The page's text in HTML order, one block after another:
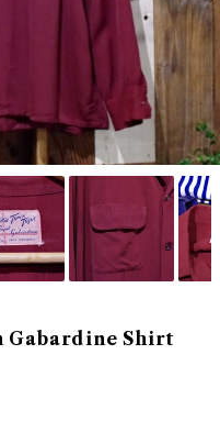
Gabardine Shirt